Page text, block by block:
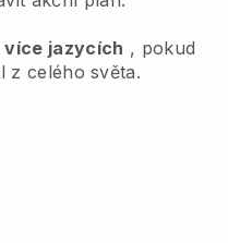
více jazycích , pokud
z celého světa.